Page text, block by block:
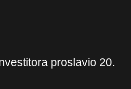
proslavio 20.